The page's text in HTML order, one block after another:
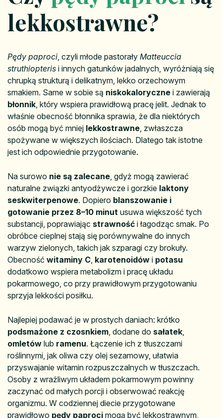
lekkostrawne?
Pędy paproci , czyli młode pastorały Matteuccia
struthiopteris i innych gatunków jadalnych, wyróżniają się
chrupką strukturą i delikatnym, lekko orzechowym
smakiem. Same w sobie są niskokaloryczne i zawierają
błonnik , który wspiera prawidłową pracę jelit. Jednak to
właśnie obecność błonnika sprawia, że dla niektórych
osób mogą być mniej lekkostrawne , zwłaszcza
spożywane w większych ilościach. Dlatego tak istotne
jest ich odpowiednie przygotowanie.
Na surowo nie są zalecane , gdyż mogą zawierać
naturalne związki antyodżywcze i gorzkie laktony
seskwiterpenowe. Dopiero blanszowanie i
gotowanie przez 8–10 minut usuwa większość tych
substancji, poprawiając strawność i łagodząc smak. Po
obróbce cieplnej stają się porównywalne do innych
warzyw zielonych, takich jak szparagi czy brokuły.
Obecność witaminy C karotenoidów i potasu
dodatkowo wspiera metabolizm i pracę układu
pokarmowego, co przy prawidłowym przygotowaniu
sprzyja lekkości posiłku.
Najlepiej podawać je w prostych daniach: krótko
podsmażone z czosnkiem , dodane do sałatek
omletów lub ramenu. Łączenie ich z tłuszczami
roślinnymi, jak oliwa czy olej sezamowy, ułatwia
przyswajanie witamin rozpuszczalnych w tłuszczach.
Osoby z wrażliwym układem pokarmowym powinny
zaczynać od małych porcji i obserwować reakcję
organizmu. W codziennej diecie przygotowane
prawidłowo pędy paproci mogą być lekkostrawnym,